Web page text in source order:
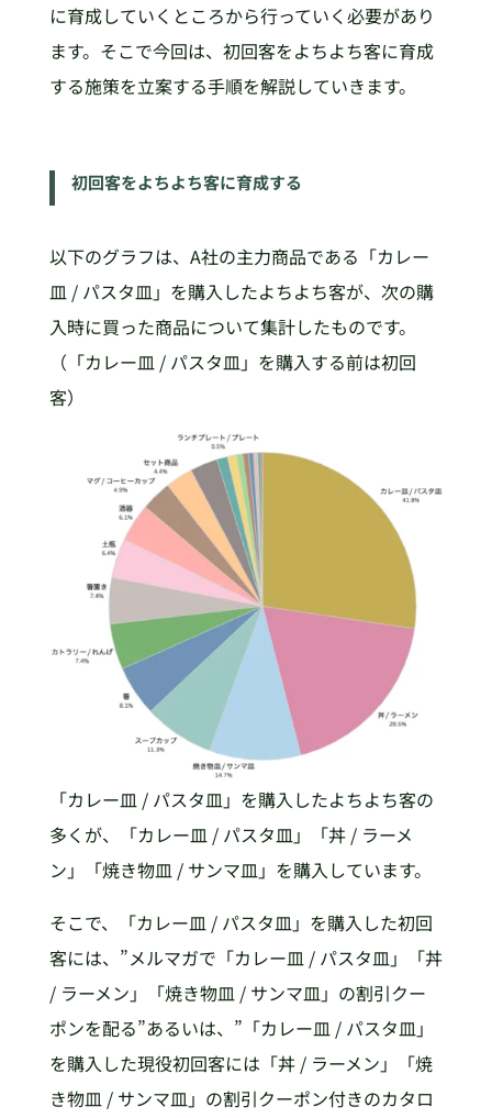
に育成していくところから行っていく必要があり
ます。そこで今回は、初回客をよちよち客に育成
する施策を立案する手順を解説していきます。
初回客をよちよち客に育成する
以下のグラフは、A社の主力商品である「カレー
皿 / パスタ皿」を購入したよちよち客が、次の購
入時に買った商品について集計したものです。
（「カレー皿 / パスタ皿」を購入する前は初回
客）
「カレー皿 / パスタ皿」を購入したよちよち客の
多くが、「カレー皿 / パスタ皿」「丼 / ラーメ
ン」「焼き物皿 / サンマ皿」を購入しています。
そこで、「カレー皿 / パスタ皿」を購入した初回
客には、”メルマガで「カレー皿 / パスタ皿」「丼
/ ラーメン」「焼き物皿 / サンマ皿」の割引クー
ポンを配る”あるいは、”「カレー皿 / パスタ皿」
を購入した現役初回客には「丼 / ラーメン」「焼
き物皿 / サンマ皿」の割引クーポン付きのカタロ